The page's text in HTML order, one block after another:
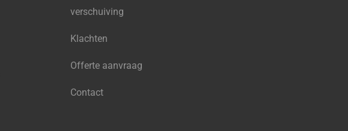
verschuiving
Klachten
Offerte aanvraag
Contact